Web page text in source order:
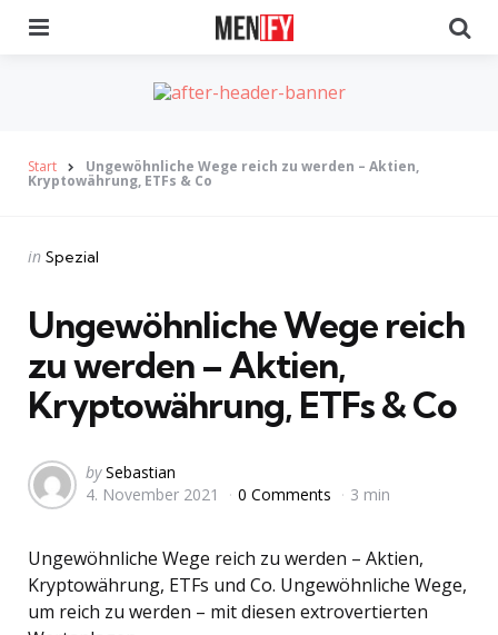
Start Ungewöhnliche Wege reich zu werden – Aktien,
Kryptowährung, ETFs & Co
Categories
Posted
in Spezial
Ungewöhnliche Wege reich
zu werden – Aktien,
Kryptowährung, ETFs & Co
Posted
by
by Sebastian
4. November 2021
0 Comments 3 min
Ungewöhnliche Wege reich zu werden – Aktien,
Kryptowährung, ETFs und Co. Ungewöhnliche Wege,
um reich zu werden – mit diesen extrovertierten